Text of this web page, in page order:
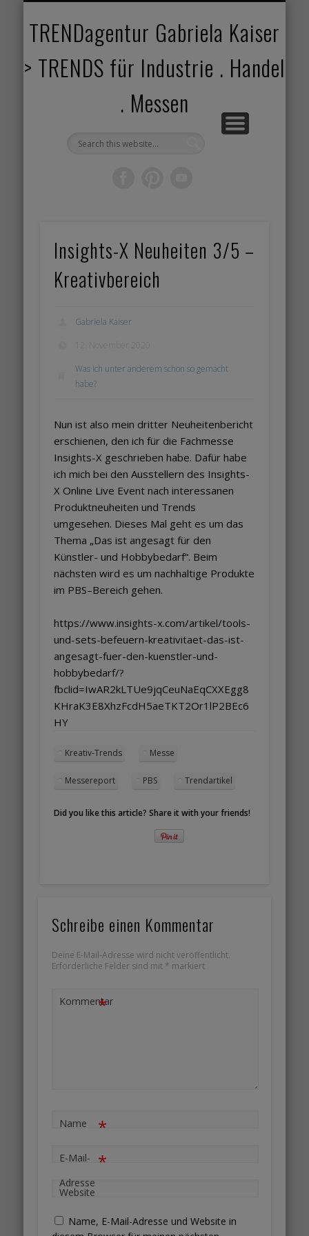
TRENDagentur Gabriela Kaiser
> TRENDS für Industrie . Handel
. Messen
Insights-X Neuheiten 3/5 –
Kreativbereich
Gabriela Kaiser
Was ich unter anderem schon so gemacht
habe?
Nun ist also mein dritter Neuheitenbericht
erschienen, den ich für die Fachmesse
Insights-X geschrieben habe. Dafür habe
ich mich bei den Ausstellern des Insights-
X Online Live Event nach interessanen
Produktneuheiten und Trends
umgesehen. Dieses Mal geht es um das
Thema „Das ist angesagt für den
Künstler- und Hobbybedarf“. Beim
nächsten wird es um nachhaltige Produkte
im PBS–Bereich gehen.
https://www.insights-x.com/artikel/tools-
und-sets-befeuern-kreativitaet-das-ist-
angesagt-fuer-den-kuenstler-und-
hobbybedarf/?
fbclid=IwAR2kLTUe9jqCeuNaEqCXXEgg8
KHraK3E8XhzFcdH5aeTKT2Or1lP2BEc6
HY
Kreativ-Trends Messe
Messereport PBS Trendartikel
Did you like this article? Share it with your friends!
Schreibe einen Kommentar
Deine E-Mail-Adresse wird nicht veröffentlicht.
Erforderliche Felder sind mit * markiert
Kommentar
*
Name *
E-Mail-
Adresse
*
Website
Name, E-Mail-Adresse und Website in